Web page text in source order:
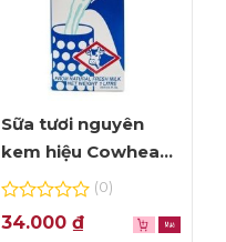
Sữa tươi nguyên
kem hiệu Cowhead
– hộp 1L
0
out
(0)
34.000 ₫